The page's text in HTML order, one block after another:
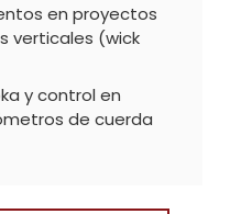
en proyectos
verticales (wick
y control en
de cuerda